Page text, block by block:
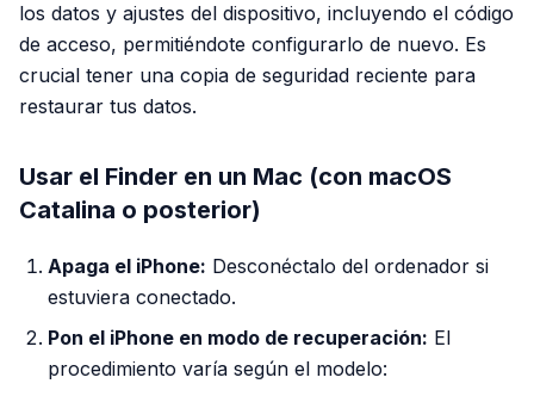
los datos y ajustes del dispositivo, incluyendo el código
de acceso, permitiéndote configurarlo de nuevo. Es
crucial tener una copia de seguridad reciente para
restaurar tus datos.
Usar el Finder en un Mac (con macOS
Catalina o posterior)
Apaga el iPhone: Desconéctalo del ordenador si
estuviera conectado.
Pon el iPhone en modo de recuperación: El
procedimiento varía según el modelo: